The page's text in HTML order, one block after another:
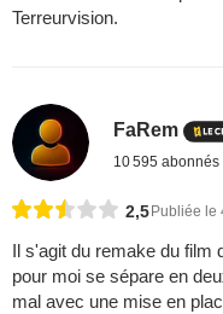
Terreurvision.
FaRem
10 595 abonnés
2,5Publiée le
Il s'agit du remake du film
pour moi se sépare en
mal avec une mise en